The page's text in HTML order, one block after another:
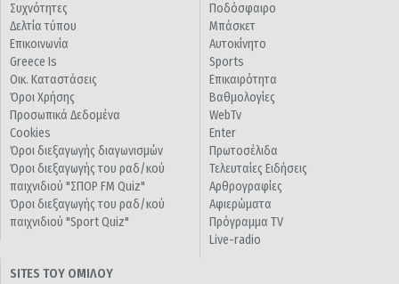
Συχνότητες
Δελτία τύπου
Επικοινωνία
Greece Is
Οικ. Καταστάσεις
Όροι Χρήσης
Προσωπικά Δεδομένα
Cookies
Όροι διεξαγωγής διαγωνισμών
Όροι διεξαγωγής του ραδ/κού
παιχνιδιού "ΣΠΟΡ FM Quiz"
Όροι διεξαγωγής του ραδ/κού
παιχνιδιού "Sport Quiz"
Ποδόσφαιρο
Μπάσκετ
Αυτοκίνητο
Sports
Επικαιρότητα
Βαθμολογίες
WebTv
Enter
Πρωτοσέλιδα
Τελευταίες Ειδήσεις
Αρθρογραφίες
Αφιερώματα
Πρόγραμμα TV
Live-radio
SITES ΤΟΥ ΟΜΙΛΟΥ